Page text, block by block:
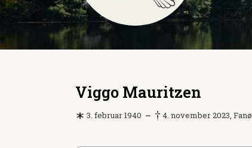
Viggo Mauritzen
3. februar 1940 4. november 2023, Fanø